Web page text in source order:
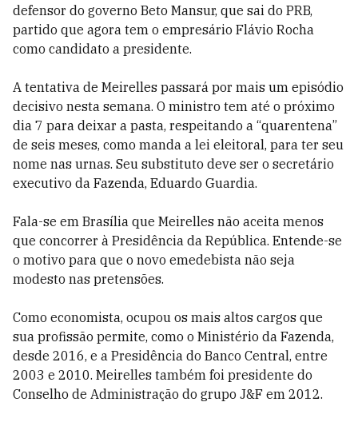
defensor do governo Beto Mansur, que sai do PRB,
partido que agora tem o empresário Flávio Rocha
como candidato a presidente.
A tentativa de Meirelles passará por mais um episódio
decisivo nesta semana. O ministro tem até o próximo
dia 7 para deixar a pasta, respeitando a “quarentena”
de seis meses, como manda a lei eleitoral, para ter seu
nome nas urnas. Seu substituto deve ser o secretário
executivo da Fazenda, Eduardo Guardia.
Fala-se em Brasília que Meirelles não aceita menos
que concorrer à Presidência da República. Entende-se
o motivo para que o novo emedebista não seja
modesto nas pretensões.
Como economista, ocupou os mais altos cargos que
sua profissão permite, como o Ministério da Fazenda,
desde 2016, e a Presidência do Banco Central, entre
2003 e 2010. Meirelles também foi presidente do
Conselho de Administração do grupo J&F em 2012.